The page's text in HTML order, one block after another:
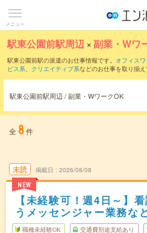
メニュー
駅東公園前駅周辺 ×副業・Wワ
駅東公園前駅の派遣のお仕事情報です。 オフィス
ビス系、 クリエイティブ系などのお仕事を取り揃
駅東公園前駅周辺 / 副業・WワークOK
全 8件
未読
NEW
掲載日 2026/08/08
【未経験可！週4日～】
うメッセンジャー業務な
職種未経験OK 交通費別途支給あり